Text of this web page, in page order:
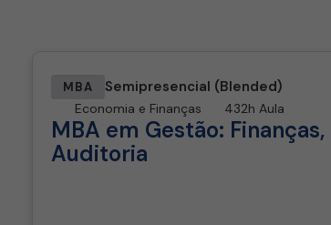
MBA Semipresencial (Blended)
Economia e Finanças 432h Aula
MBA em Gestão:
Auditoria